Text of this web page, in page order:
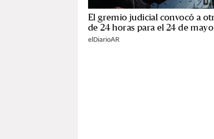
El gremio judicial convocó a
de 24 horas para el 24 de mayo
elDiarioAR